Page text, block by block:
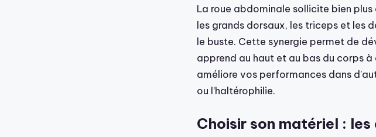
La roue abdominale sollicite bien plus
les grands dorsaux, les triceps et les
le buste. Cette synergie permet de
apprend au haut et au bas du corps
améliore vos performances dans
ou l’haltérophilie.
Choisir son matériel :